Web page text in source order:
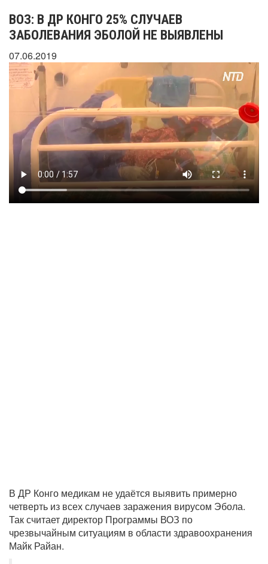
ВОЗ: В ДР КОНГО 25% СЛУЧАЕВ
ЗАБОЛЕВАНИЯ ЭБОЛОЙ НЕ ВЫЯВЛЕНЫ
07.06.2019
В ДР Конго медикам не удаётся выявить примерно
четверть из всех случаев заражения вирусом Эбола.
Так считает директор Программы ВОЗ по
чрезвычайным ситуациям в области здравоохранения
Майк Райан.